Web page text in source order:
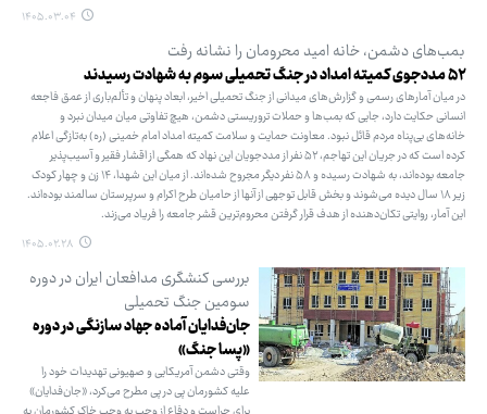
۱۴۰۵.۰۳.۰۴
بمب‌های دشمن، خانه امید محرومان را نشانه رفت
۵۲ مددجوی کمیته امداد در جنگ تحمیلی سوم به شهادت رسیدند
در میان آمارهای رسمی و گزارش‌های میدانی از جنگ تحمیلی اخیر، ابعاد پنهان و تألم‌باری از عمق فاجعه
انسانی حکایت دارد، جایی که بمب‌ها و حملات تروریستی دشمن، هیچ تفاوتی میان میدان نبرد و
خانه‌های بی‌پناه مردم قائل نبود. معاونت حمایت و سلامت کمیته امداد امام خمینی (ره) به‌تازگی اعلام
کرده است که در جریان این تهاجم، ۵۲ نفر از مددجویان این نهاد که همگی از اقشار فقیر و آسیب‌پذیر
جامعه بوده‌اند، به شهادت رسیده و ۵۸ نفر دیگر مجروح شده‌اند. از میان این شهدا، ۱۴ زن و چهار کودک
زیر ۱۸ سال دیده می‌شوند و بخش قابل ‌توجهی از آنها از حامیان طرح اکرام و سرپرستان سالمند بوده‌اند.
این آمار، روایتی تکان‌دهنده از هدف قرار گرفتن محروم‌ترین قشر جامعه را فریاد می‌زند.
۱۴۰۵.۰۲.۲۸
بررسی کنشگری مدافعان ایران در دوره
سومین جنگ تحمیلی
جان‌فدایان آماده جهاد سازنگی در دوره
«پسا جنگ»
وقتی دشمن آمریکایی و صهیونی تهدیدات خود را
علیه کشورمان پی در پی مطرح می‌کرد، «جان‌فدایان»